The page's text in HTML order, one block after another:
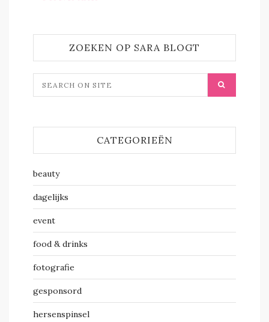
ZOEKEN OP SARA BLOGT
CATEGORIEËN
beauty
dagelijks
event
food & drinks
fotografie
gesponsord
hersenspinsel